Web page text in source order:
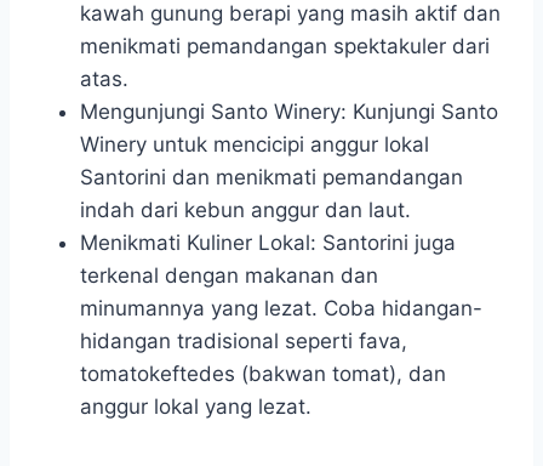
kawah gunung berapi yang masih aktif dan
menikmati pemandangan spektakuler dari
atas.
Mengunjungi Santo Winery: Kunjungi Santo
Winery untuk mencicipi anggur lokal
Santorini dan menikmati pemandangan
indah dari kebun anggur dan laut.
Menikmati Kuliner Lokal: Santorini juga
terkenal dengan makanan dan
minumannya yang lezat. Coba hidangan-
hidangan tradisional seperti fava,
tomatokeftedes (bakwan tomat), dan
anggur lokal yang lezat.